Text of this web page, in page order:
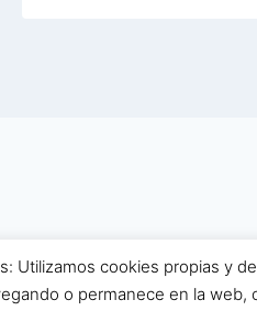
Utilizamos cookies propias y
o permanece en la